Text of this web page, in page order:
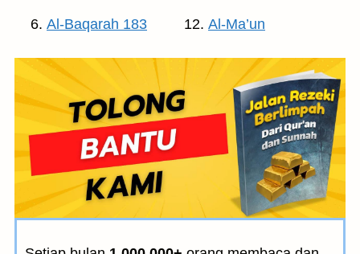
Al-Baqarah 183 Al-Ma’un